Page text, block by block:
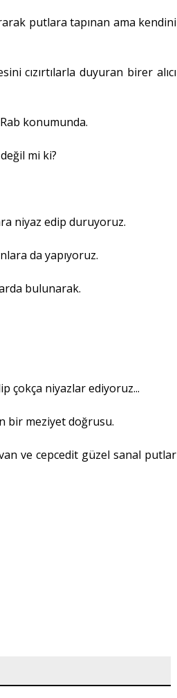
putlara tapınan ama kendini
cızırtılarla duyuran birer alıcı
konumunda.
mi ki?
niyaz edip duruyoruz.
da yapıyoruz.
bulunarak.
çokça niyazlar ediyoruz...
bir meziyet doğrusu.
ve cepcedit güzel sanal putlar